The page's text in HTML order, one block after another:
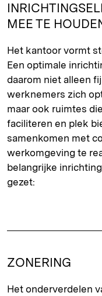
MEE TE
Het kantoor vormt
Een optimale
daarom niet alleen
werknemers zich
maar ook ruimtes
faciliteren en plek
samenkomen met
werkomgeving te
belangrijke
gezet:
ZONERING
Het onderverdelen